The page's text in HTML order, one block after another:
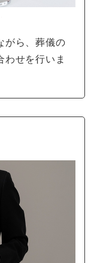
がら、葬儀の
わせを行いま